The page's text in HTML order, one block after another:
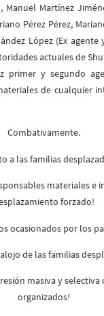
Manuel Martínez
Pérez Pérez,
López (Ex agente
actuales de
primer y segundo
de cualquier
Combativamente.
a las familias
materiales e
forzado!
ocasionados por los
de las familias
masiva y
organizados!